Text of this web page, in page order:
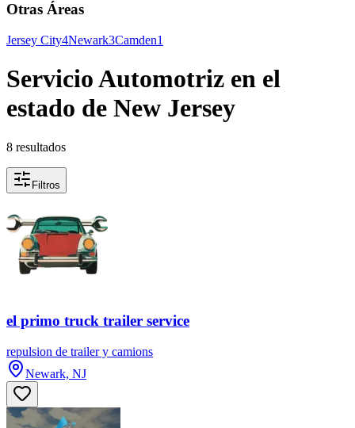
Otras Áreas
Jersey City4Newark3Camden1
Servicio Automotriz en el
estado de New Jersey
8 resultados
Filtros
el primo truck trailer service
repulsion de trailer y camions
Newark, NJ